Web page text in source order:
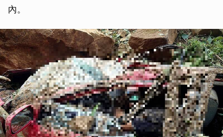
內。